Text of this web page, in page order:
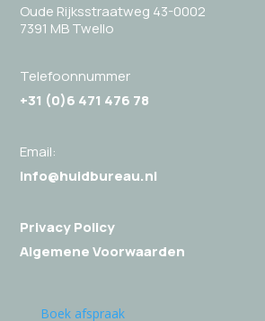
Oude Rijksstraatweg 43-0002
7391 MB Twello
Telefoonnummer
+31 (0)6 471 476 78
Email:
info@huidbureau.nl
Privacy Policy
Algemene Voorwaarden
Boek afspraak